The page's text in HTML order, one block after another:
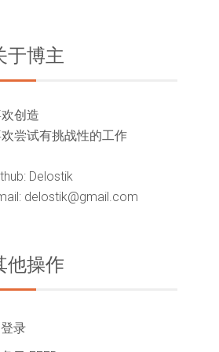
于博主
创造
尝试有挑战性的工作
Delostik
delostik@gmail.com
他操作
登录